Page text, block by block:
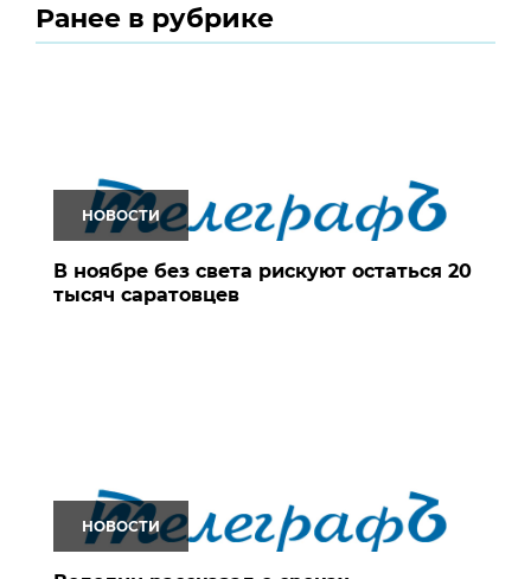
Ранее в рубрике
НОВОСТИ
В ноябре без света рискуют остаться 20
тысяч саратовцев
НОВОСТИ